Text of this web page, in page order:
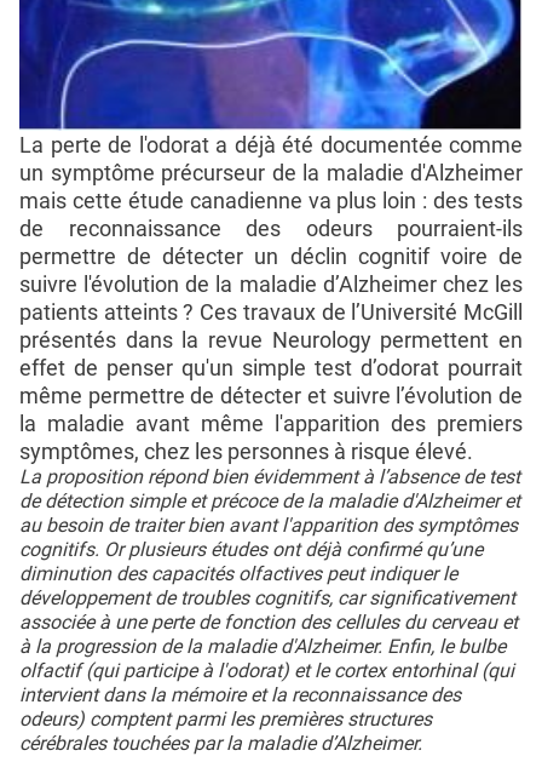
La perte de l'odorat a déjà été documentée comme
un symptôme précurseur de la maladie d'Alzheimer
mais cette étude canadienne va plus loin : des tests
de reconnaissance des odeurs pourraient-ils
permettre de détecter un déclin cognitif voire de
suivre l'évolution de la maladie d’Alzheimer chez les
patients atteints ? Ces travaux de l’Université McGill
présentés dans la revue Neurology permettent en
effet de penser qu'un simple test d’odorat pourrait
même permettre de détecter et suivre l’évolution de
la maladie avant même l'apparition des premiers
symptômes, chez les personnes à risque élevé.
La proposition répond bien évidemment à l’absence de test
de détection simple et précoce de la maladie d'Alzheimer et
au besoin de traiter bien avant l'apparition des symptômes
cognitifs. Or plusieurs études ont déjà confirmé qu’une
diminution des capacités olfactives peut indiquer le
développement de troubles cognitifs, car significativement
associée à une perte de fonction des cellules du cerveau et
à la progression de la maladie d'Alzheimer. Enfin, le bulbe
olfactif (qui participe à l'odorat) et le cortex entorhinal (qui
intervient dans la mémoire et la reconnaissance des
odeurs) comptent parmi les premières structures
cérébrales touchées par la maladie d’Alzheimer.